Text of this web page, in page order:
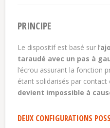
PRINCIPE
Le dispositif est basé sur l’
taraudé avec un pas à
l’écrou assurant la fonction
étant solidarisés par
devient impossible à
DEUX CONFIGURATIONS